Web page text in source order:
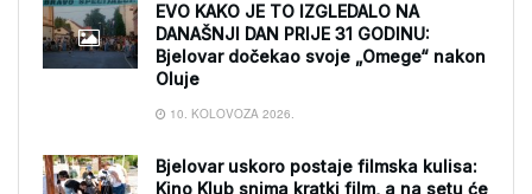
EVO KAKO JE TO IZGLEDALO NA
DANAŠNJI DAN PRIJE 31 GODINU:
Bjelovar dočekao svoje „Omege“ nakon
Oluje
10. KOLOVOZA 2026.
Bjelovar uskoro postaje filmska kulisa:
Kino Klub snima kratki film, a na setu će